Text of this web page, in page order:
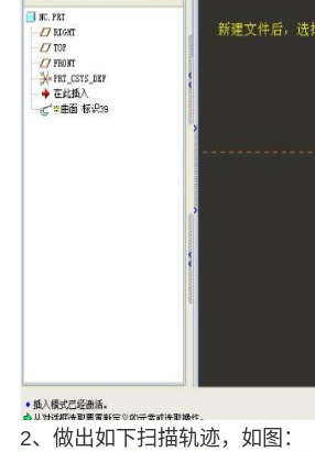
2、做出如下扫描轨迹，如图：